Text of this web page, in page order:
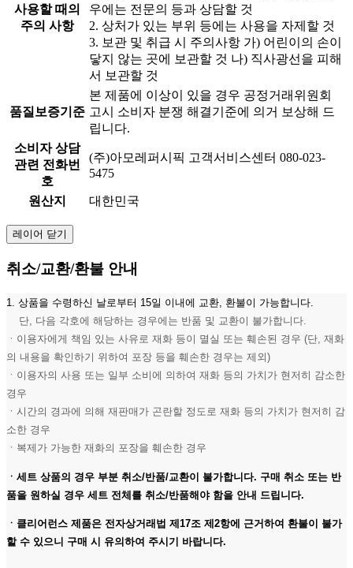
사용할 때의
주의 사항
우에는 전문의 등과 상담할 것
2. 상처가 있는 부위 등에는 사용을 자제할 것
3. 보관 및 취급 시 주의사항 가) 어린이의 손이
닿지 않는 곳에 보관할 것 나) 직사광선을 피해
서 보관할 것
품질보증기준
본 제품에 이상이 있을 경우 공정거래위원회
고시 소비자 분쟁 해결기준에 의거 보상해 드
립니다.
소비자 상담
관련 전화번
호
(주)아모레퍼시픽 고객서비스센터 080-023-
5475
원산지 대한민국
레이어 닫기
취소/교환/환불 안내
1. 상품을 수령하신 날로부터 15일 이내에 교환, 환불이 가능합니다.
단, 다음 각호에 해당하는 경우에는 반품 및 교환이 불가합니다.
ㆍ이용자에게 책임 있는 사유로 재화 등이 멸실 또는 훼손된 경우 (단, 재화
의 내용을 확인하기 위하여 포장 등을 훼손한 경우는 제외)
ㆍ이용자의 사용 또는 일부 소비에 의하여 재화 등의 가치가 현저히 감소한
경우
ㆍ시간의 경과에 의해 재판매가 곤란할 정도로 재화 등의 가치가 현저히 감
소한 경우
ㆍ복제가 가능한 재화의 포장을 훼손한 경우
ㆍ세트 상품의 경우 부분 취소/반품/교환이 불가합니다. 구매 취소 또는 반
품을 원하실 경우 세트 전체를 취소/반품해야 함을 안내 드립니다.
ㆍ클리어런스 제품은 전자상거래법 제17조 제2항에 근거하여 환불이 불가
할 수 있으니 구매 시 유의하여 주시기 바랍니다.